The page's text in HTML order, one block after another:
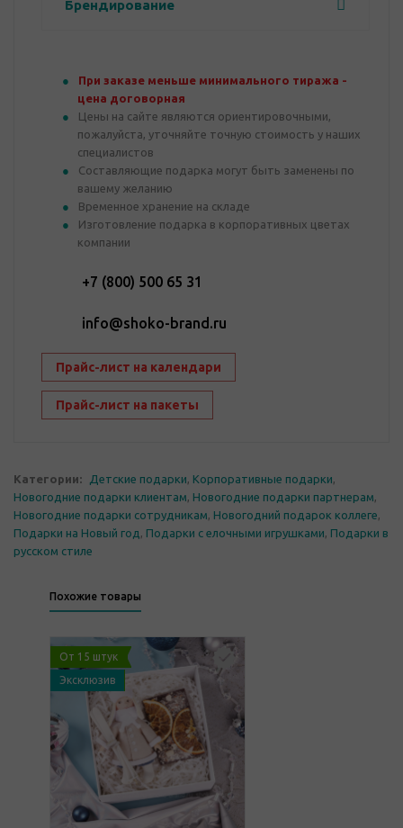
Брендирование
При заказе меньше минимального тиража -
цена договорная
Цены на сайте являются ориентировочными,
пожалуйста, уточняйте точную стоимость у наших
специалистов
Составляющие подарка могут быть заменены по
вашему желанию
Временное хранение на складе
Изготовление подарка в корпоративных цветах
компании
+7 (800) 500 65 31
info@shoko-brand.ru
Прайс-лист на календари
Прайс-лист на пакеты
Категории: Детские подарки, Корпоративные подарки,
Новогодние подарки клиентам, Новогодние подарки партнерам,
Новогодние подарки сотрудникам, Новогодний подарок коллеге,
Подарки на Новый год , Подарки с елочными игрушками, Подарки в
русском стиле
Похожие товары
От 15 штук
Эксклюзив